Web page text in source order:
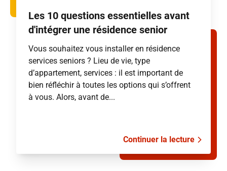
Les 10 questions essentielles avant
d'intégrer une résidence senior
Vous souhaitez vous installer en résidence
services seniors ? Lieu de vie, type
d’appartement, services : il est important de
bien réfléchir à toutes les options qui s’offrent
à vous. Alors, avant de...
Continuer la lecture